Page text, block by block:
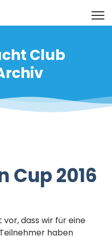
Club
Cup 2016
vor, dass wir für eine
haben